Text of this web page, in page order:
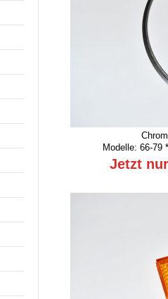
Modelle: 66-79
Jetzt